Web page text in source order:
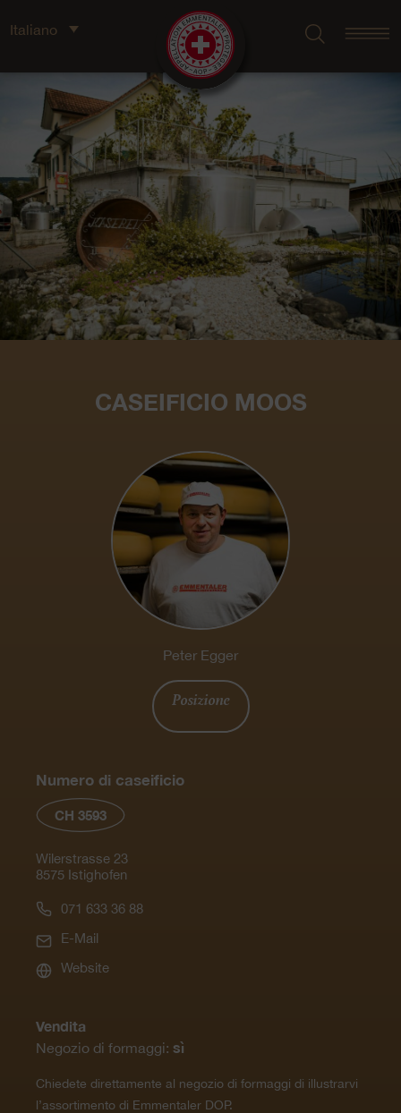
Italiano
CASEIFICIO MOOS
Peter Egger
Posizione
Numero di caseificio
CH 3593
Wilerstrasse 23
8575 Istighofen
071 633 36 88
E-Mail
Website
Vendita
Negozio di formaggi: sì
Chiedete direttamente al negozio di formaggi di illustrarvi
l’assortimento di Emmentaler DOP.